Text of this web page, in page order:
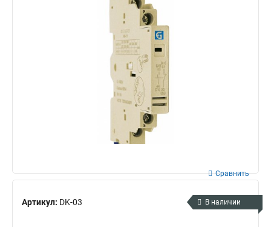
Артикул: DK-03
Сравнить
В наличии